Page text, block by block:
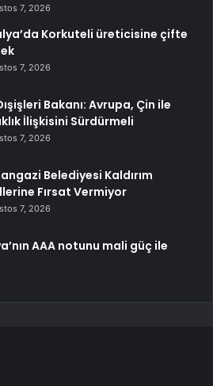
7, 2026
Korkuteli üreticisine çifte
7, 2026
Bakanı: Avrupa, Çin ile
İlişkisini Sürdürmeli
7, 2026
Belediyesi Kaldırım
Fırsat Vermiyor
7, 2026
AAA notunu mali güç ile